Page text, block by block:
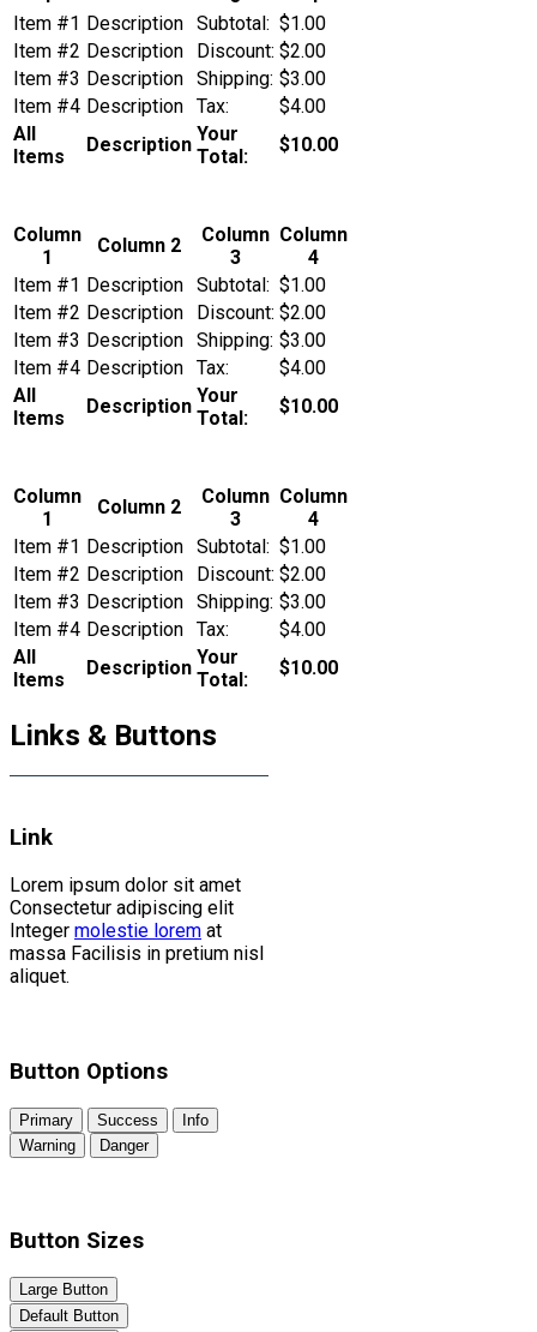
Item #1 Description Subtotal: $1.00
Item #2 Description Discount: $2.00
Item #3 Description Shipping: $3.00
Item #4 Description Tax:
$4.00
All
Items
Description Your
Total:
$10.00
Column
1
Column 2
Column
3
Column
4
Item #1 Description Subtotal: $1.00
Item #2 Description Discount: $2.00
Item #3 Description Shipping: $3.00
Item #4 Description Tax:
$4.00
All
Items
Description Your
Total:
$10.00
Column
1
Column 2
Column
3
Column
4
Item #1 Description Subtotal: $1.00
Item #2 Description Discount: $2.00
Item #3 Description Shipping: $3.00
Item #4 Description Tax:
$4.00
All
Items
Description Your
Total:
$10.00
Links & Buttons
Link
Lorem ipsum dolor sit amet
Consectetur adipiscing elit
Integer molestie lorem at
massa Facilisis in pretium nisl
aliquet.
Button Options
Primary Success
Info
Warning
Danger
Button Sizes
Large Button
Default Button